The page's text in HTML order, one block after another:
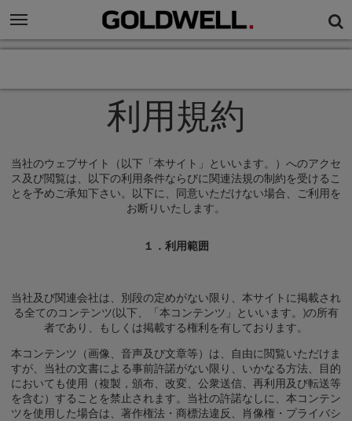
利用規約
当社のウェブサイト（以下「本サイト」といいます。）へのアクセ
ス及び閲覧は、以下の利用条件ならびに関連法規の制約を受けるこ
とを予めご承知下さい。以下に、同意いただけない場合、ご利用を
お断りいたします。
１．利用範囲
当社及び関連会社は、別段の定めがない限り、本サイトに掲載され
る全てのコンテンツ(以下、「本コンテンツ」といいます。)の所有
者であり、もしくは掲載する権利を有しております。
本コンテンツ（画像、音声及び文章等）は、自由に閲覧いただけま
すが、当社の文書による事前許諾がない限り、いかなる方法、目的
においても使用（複製，頒布、改変、公衆送信、再利用及び転送等
を含む）することを禁止されます。当社の許諾なしに、本コンテン
ツを使用した場合は、著作権法・商標法違反、肖像権・プライバシ